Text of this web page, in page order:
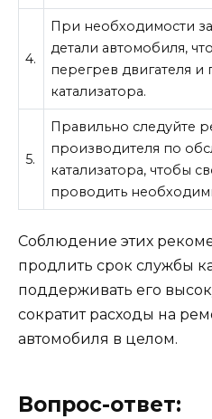
4.
При необходимости
детали автомобиля,
перегрев двигателя
катализатора.
5.
Правильно следуйте
производителя по
катализатора, чтобы
проводить
Соблюдение этих
продлить срок службы
поддерживать его
сократит расходы на
автомобиля в целом.
Вопрос-ответ: